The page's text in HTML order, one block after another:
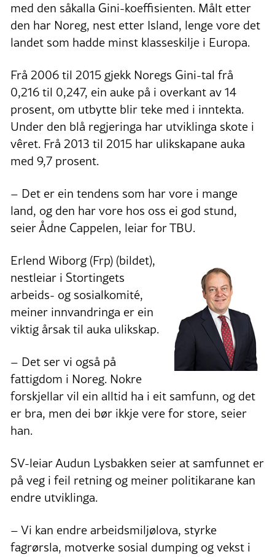
med den såkalla Gini-koeffisienten. Målt etter
den har Noreg, nest etter Island, lenge vore det
landet som hadde minst klasseskilje i Europa.
Frå 2006 til 2015 gjekk Noregs Gini-tal frå
0,216 til 0,247, ein auke på i overkant av 14
prosent, om utbytte blir teke med i inntekta.
Under den blå regjeringa har utviklinga skote i
vêret. Frå 2013 til 2015 har ulikskapane auka
med 9,7 prosent.
– Det er ein tendens som har vore i mange
land, og den har vore hos oss ei god stund,
seier Ådne Cappelen, leiar for TBU.
Erlend Wiborg (Frp) (bildet),
nestleiar i Stortingets
arbeids- og sosialkomité,
meiner innvandringa er ein
viktig årsak til auka ulikskap.
– Det ser vi også på
fattigdom i Noreg. Nokre
forskjellar vil ein alltid ha i eit samfunn, og det
er bra, men dei bør ikkje vere for store, seier
han.
SV-leiar Audun Lysbakken seier at samfunnet er
på veg i feil retning og meiner politikarane kan
endre utviklinga.
– Vi kan endre arbeidsmiljølova, styrke
fagrørsla, motverke sosial dumping og vekst i